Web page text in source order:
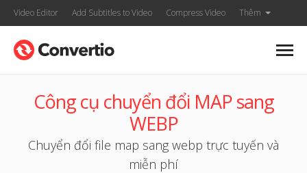
Video Editor Add Subtitles to Video Compress Video Thêm
Công cụ chuyển đổi MAP sang
WEBP
Chuyển đổi file map sang webp trực tuyến và
miễn phí